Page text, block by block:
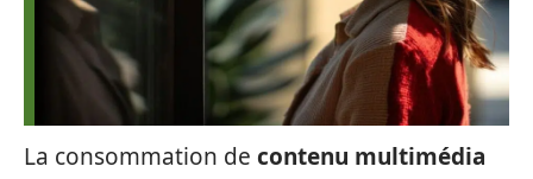
La consommation de contenu multimédia